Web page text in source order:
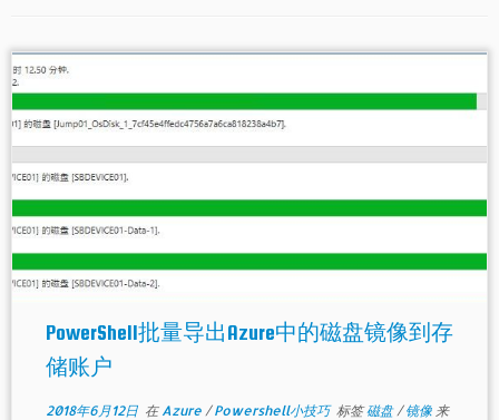
PowerShell批量导出Azure中的磁盘镜像到存
储账户
2018年6月12日在 Azure /Powershell小技巧 标签磁盘/镜像 来